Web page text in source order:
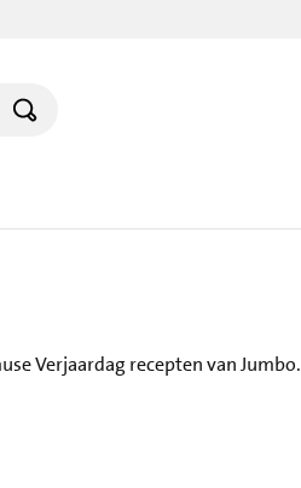
Verjaardag recepten van Jumbo.